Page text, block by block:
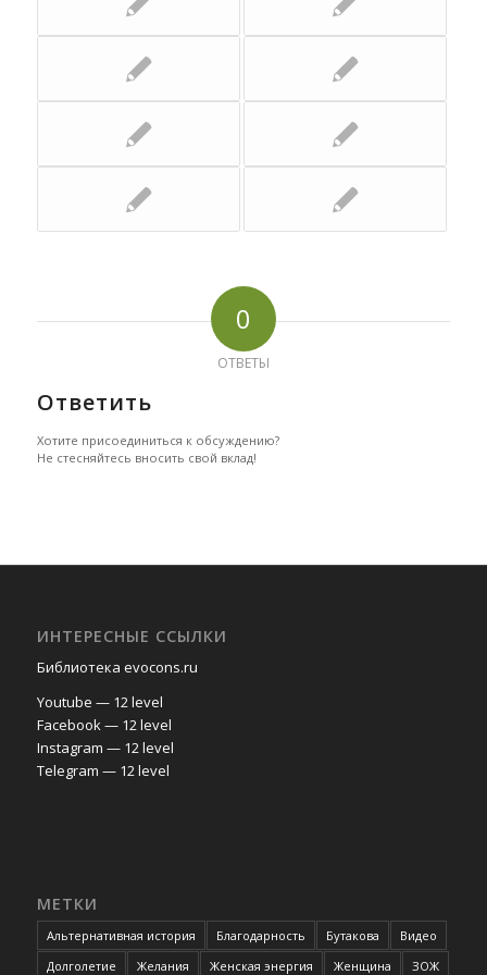
0
ОТВЕТЫ
Ответить
Хотите присоединиться к обсуждению?
Не стесняйтесь вносить свой вклад!
ИНТЕРЕСНЫЕ ССЫЛКИ
Библиотека evocons.ru
Youtube — 12 level
Facebook — 12 level
Instagram — 12 level
Telegram — 12 level
МЕТКИ
Альтернативная история Благодарность Бутакова
Видео
Долголетие
Желания Женская энергия Женщина ЗОЖ